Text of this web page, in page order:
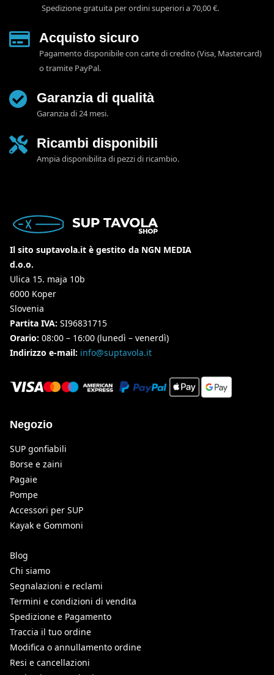
Spedizione gratuita per ordini superiori a 70,00 €.
Acquisto sicuro
Pagamento disponibile con carte di credito (Visa, Mastercard)
o tramite PayPal.
Garanzia di qualità
Garanzia di 24 mesi.
Ricambi disponibili
Ampia disponibilita di pezzi di ricambio.
Il sito suptavola.it è gestito da NGN MEDIA
d.o.o.
Ulica 15. maja 10b
6000 Koper
Slovenia
Partita IVA: SI96831715
Orario: 08:00 – 16:00 (lunedì – venerdì)
Indirizzo e-mail: info@suptavola.it
Negozio
SUP gonfiabili
Borse e zaini
Pagaie
Pompe
Accessori per SUP
Kayak e Gommoni
Blog
Chi siamo
Segnalazioni e reclami
Termini e condizioni di vendita
Spedizione e Pagamento
Traccia il tuo ordine
Modifica o annullamento ordine
Resi e cancellazioni